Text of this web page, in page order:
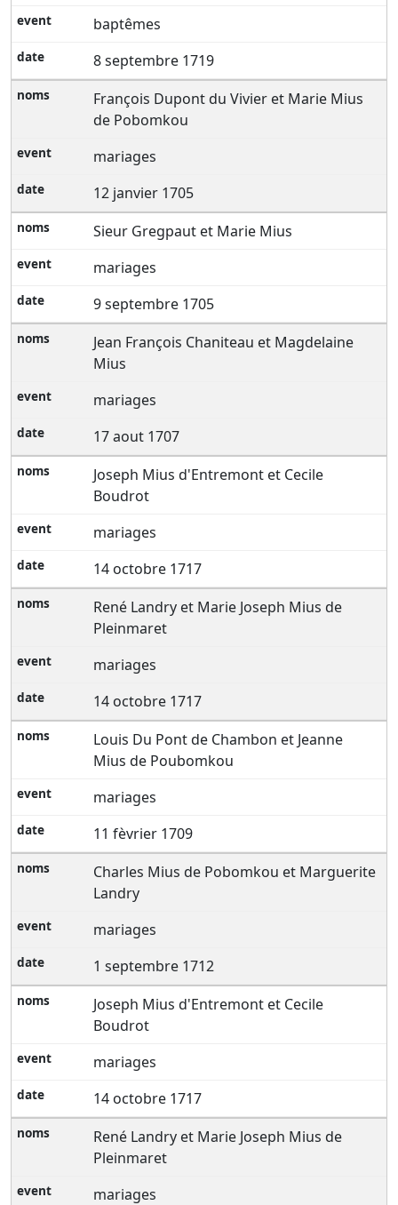
baptêmes
8 septembre 1719
François Dupont du Vivier et Marie Mius
de Pobomkou
mariages
12 janvier 1705
Sieur Gregpaut et Marie Mius
mariages
9 septembre 1705
Jean François Chaniteau et Magdelaine
Mius
mariages
17 aout 1707
Joseph Mius d'Entremont et Cecile
Boudrot
mariages
14 octobre 1717
René Landry et Marie Joseph Mius de
Pleinmaret
mariages
14 octobre 1717
Louis Du Pont de Chambon et Jeanne
Mius de Poubomkou
mariages
11 fèvrier 1709
Charles Mius de Pobomkou et Marguerite
Landry
mariages
1 septembre 1712
Joseph Mius d'Entremont et Cecile
Boudrot
mariages
14 octobre 1717
René Landry et Marie Joseph Mius de
Pleinmaret
mariages